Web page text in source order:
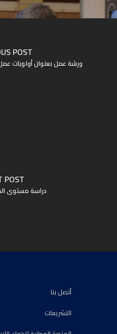
POST
ورشة عمل بعنوان أولويات
POST
دراسة مستوى
أتصل بنا
التشريعات